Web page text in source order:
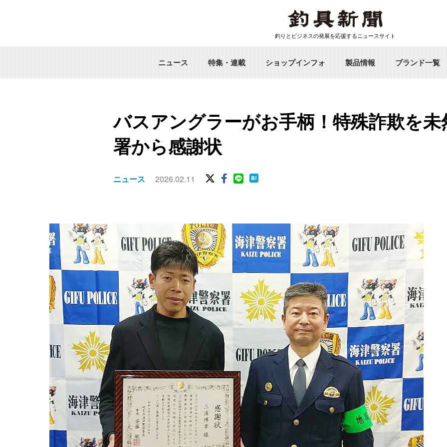
釣りとビジネスの発展を応援するニュースサイト
ニュース 特集・連載 ショップインフォ 製品情報 ブランド一覧
バスアングラーがお手柄！特殊詐欺を
署から感謝状
ニュース 2026.02.11